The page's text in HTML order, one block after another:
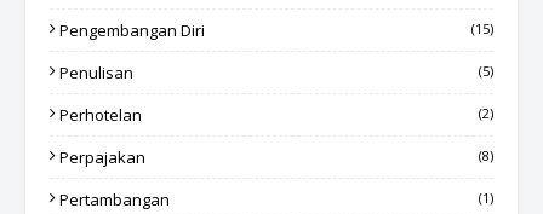
Pengembangan Diri (15)
Penulisan (5)
Perhotelan (2)
Perpajakan (8)
Pertambangan (1)